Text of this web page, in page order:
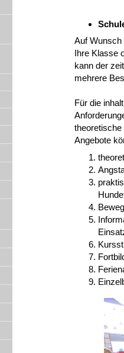
Auf Wunsch
Ihre Klasse
kann der
mehrere
Für die
theoretische
Angebote